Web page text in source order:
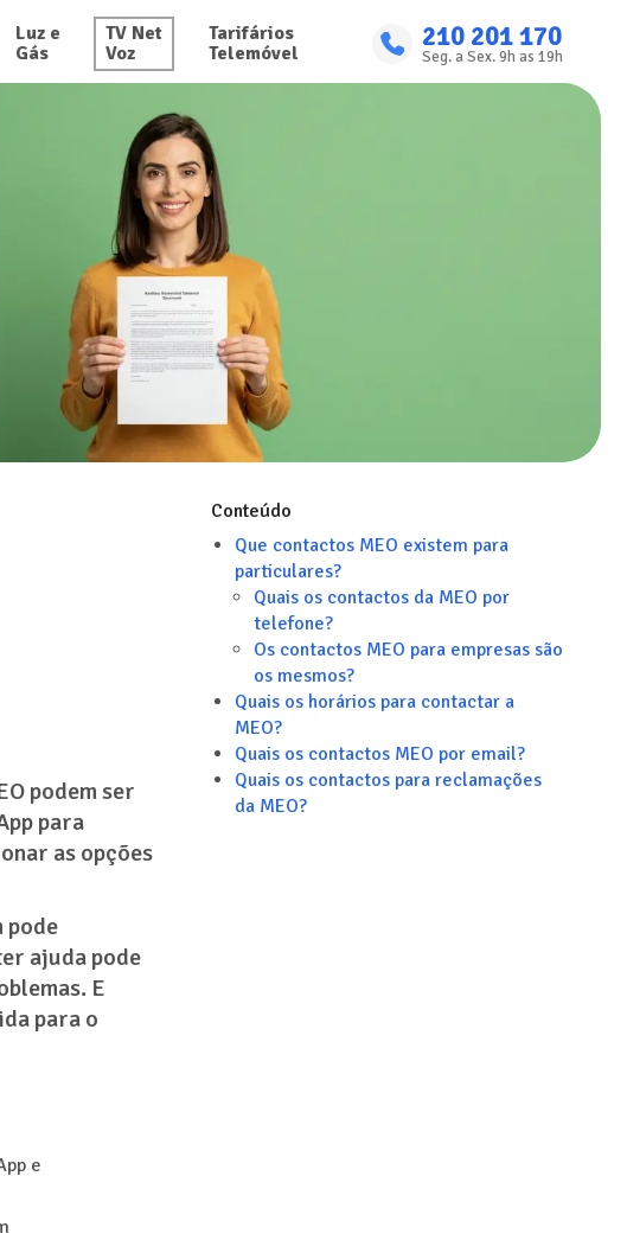
Luz e
Gás
TV Net
Voz
Tarifários
Telemóvel
210 201 170
Seg. a Sex. 9h as 19h
Conteúdo
Que contactos MEO existem para
particulares?
Quais os contactos da MEO por
telefone?
Os contactos MEO para empresas são
os mesmos?
Quais os horários para contactar a
MEO?
Quais os contactos MEO por email?
Quais os contactos para reclamações
da MEO?
podem ser
para
as opções
pode
ajuda pode
E
para o
e